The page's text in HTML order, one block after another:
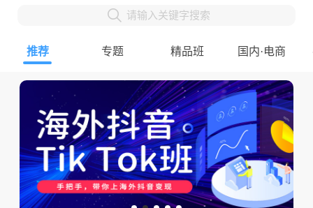
请输入关键字搜索
推荐 专题 精品班 国内·电商